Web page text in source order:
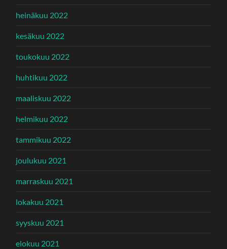
heinäkuu 2022
kesäkuu 2022
toukokuu 2022
huhtikuu 2022
maaliskuu 2022
helmikuu 2022
tammikuu 2022
joulukuu 2021
marraskuu 2021
lokakuu 2021
syyskuu 2021
elokuu 2021